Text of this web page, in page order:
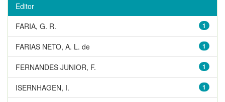
Editor
1
FARIA, G. R.
1
FARIAS NETO, A. L. de
1
FERNANDES JUNIOR, F.
1
ISERNHAGEN, I.